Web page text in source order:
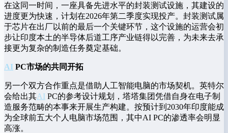
在这同一时间，一座具备先进水平的封装测试设施，其建设的
进度更为快速，计划在2026年第二季度实现投产。封装测试属
于芯片在出厂以前的最后一个关键环节，这个设施的运营会初
步让印度本土的半导体后道工序产业链得以完善，为未来去承
接更为复杂的制造任务奠定基础。
AI PC市场的共同开拓
另一个双方合作重点是借助人工智能电脑的市场契机。英特尔
会给出其AI PC的参考设计规划，塔塔集团凭借自身在电子制
造服务范畴的本事来开展生产构建。按预计到2030年印度能成
为全球前五大个人电脑市场范围，其中AI PC的渗透率会明显
高涨。